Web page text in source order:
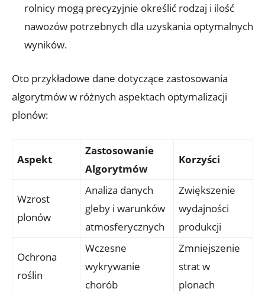
rolnicy mogą precyzyjnie określić rodzaj i ilość
nawozów potrzebnych dla uzyskania optymalnych
wyników.
Oto przykładowe dane dotyczące zastosowania
algorytmów w różnych aspektach optymalizacji
plonów:
Aspekt
Zastosowanie
Algorytmów
Korzyści
Wzrost
plonów
Analiza danych
gleby i warunków
atmosferycznych
Zwiększenie
wydajności
produkcji
Ochrona
roślin
Wczesne
wykrywanie
chorób
Zmniejszenie
strat w
plonach